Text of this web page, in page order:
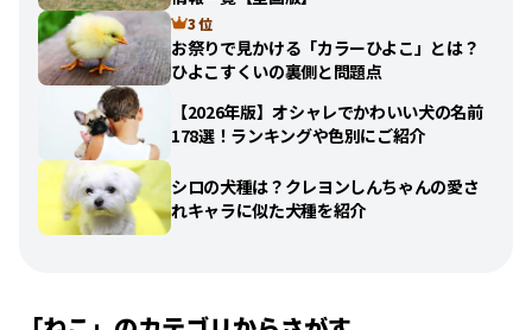
3 位
お祭りで見かける「カラーひよこ」とは？
ひよこすくいの裏側と問題点
【2026年版】オシャレでかわいい犬の名前
178選！ランキングや色別にご紹介
シロの犬種は？クレヨンしんちゃんの愛さ
れキャラに似た犬種を紹介